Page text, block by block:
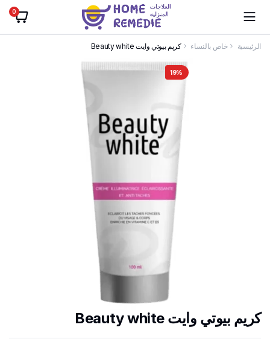
0
الرئيسية خاص بالنساء كريم بيوتي وايت Beauty white
19%
كريم بيوتي وايت Beauty white